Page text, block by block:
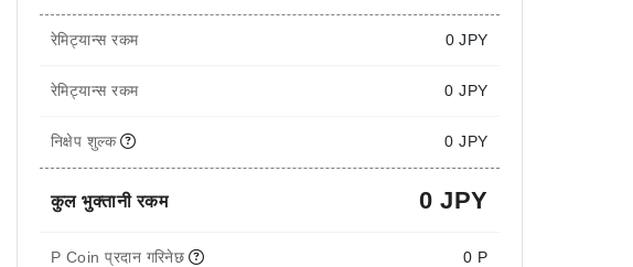
रेमिट्यान्स रकम 0 JPY
रेमिट्यान्स रकम 0 JPY
निक्षेप शुल्क 0 JPY
कुल भुक्तानी रकम 0 JPY
P Coin प्रदान गरिनेछ 0 P